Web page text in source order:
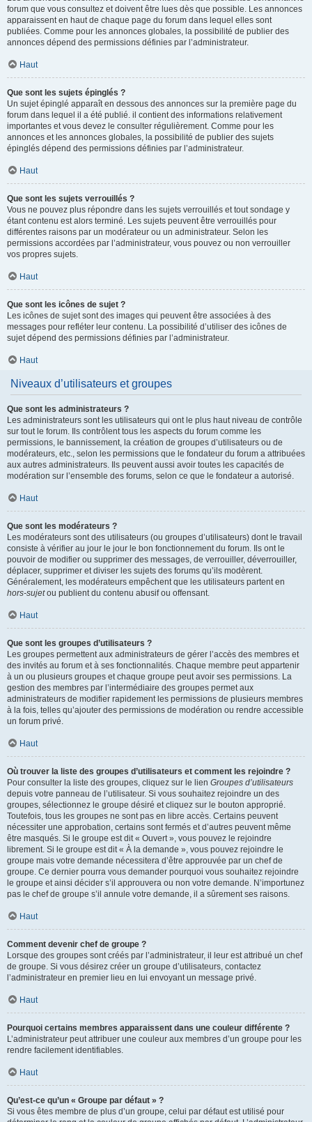
forum que vous consultez et doivent être lues dès que possible. Les annonces
apparaissent en haut de chaque page du forum dans lequel elles sont
publiées. Comme pour les annonces globales, la possibilité de publier des
annonces dépend des permissions définies par l’administrateur.
Haut
Que sont les sujets épinglés ?
Un sujet épinglé apparaît en dessous des annonces sur la première page du
forum dans lequel il a été publié. il contient des informations relativement
importantes et vous devez le consulter régulièrement. Comme pour les
annonces et les annonces globales, la possibilité de publier des sujets
épinglés dépend des permissions définies par l’administrateur.
Haut
Que sont les sujets verrouillés ?
Vous ne pouvez plus répondre dans les sujets verrouillés et tout sondage y
étant contenu est alors terminé. Les sujets peuvent être verrouillés pour
différentes raisons par un modérateur ou un administrateur. Selon les
permissions accordées par l’administrateur, vous pouvez ou non verrouiller
vos propres sujets.
Haut
Que sont les icônes de sujet ?
Les icônes de sujet sont des images qui peuvent être associées à des
messages pour refléter leur contenu. La possibilité d’utiliser des icônes de
sujet dépend des permissions définies par l’administrateur.
Haut
Niveaux d’utilisateurs et groupes
Que sont les administrateurs ?
Les administrateurs sont les utilisateurs qui ont le plus haut niveau de contrôle
sur tout le forum. Ils contrôlent tous les aspects du forum comme les
permissions, le bannissement, la création de groupes d’utilisateurs ou de
modérateurs, etc., selon les permissions que le fondateur du forum a attribuées
aux autres administrateurs. Ils peuvent aussi avoir toutes les capacités de
modération sur l’ensemble des forums, selon ce que le fondateur a autorisé.
Haut
Que sont les modérateurs ?
Les modérateurs sont des utilisateurs (ou groupes d’utilisateurs) dont le travail
consiste à vérifier au jour le jour le bon fonctionnement du forum. Ils ont le
pouvoir de modifier ou supprimer des messages, de verrouiller, déverrouiller,
déplacer, supprimer et diviser les sujets des forums qu’ils modèrent.
Généralement, les modérateurs empêchent que les utilisateurs partent en
hors-sujetou publient du contenu abusif ou offensant.
Haut
Que sont les groupes d’utilisateurs ?
Les groupes permettent aux administrateurs de gérer l’accès des membres et
des invités au forum et à ses fonctionnalités. Chaque membre peut appartenir
à un ou plusieurs groupes et chaque groupe peut avoir ses permissions. La
gestion des membres par l’intermédiaire des groupes permet aux
administrateurs de modifier rapidement les permissions de plusieurs membres
à la fois, telles qu’ajouter des permissions de modération ou rendre accessible
un forum privé.
Haut
Où trouver la liste des groupes d’utilisateurs et comment les rejoindre ?
Pour consulter la liste des groupes, cliquez sur le lien Groupes d’utilisateurs
depuis votre panneau de l’utilisateur. Si vous souhaitez rejoindre un des
groupes, sélectionnez le groupe désiré et cliquez sur le bouton approprié.
Toutefois, tous les groupes ne sont pas en libre accès. Certains peuvent
nécessiter une approbation, certains sont fermés et d’autres peuvent même
être masqués. Si le groupe est dit « Ouvert », vous pouvez le rejoindre
librement. Si le groupe est dit « À la demande », vous pouvez rejoindre le
groupe mais votre demande nécessitera d’être approuvée par un chef de
groupe. Ce dernier pourra vous demander pourquoi vous souhaitez rejoindre
le groupe et ainsi décider s’il approuvera ou non votre demande. N’importunez
pas le chef de groupe s’il annule votre demande, il a sûrement ses raisons.
Haut
Comment devenir chef de groupe ?
Lorsque des groupes sont créés par l’administrateur, il leur est attribué un chef
de groupe. Si vous désirez créer un groupe d’utilisateurs, contactez
l’administrateur en premier lieu en lui envoyant un message privé.
Haut
Pourquoi certains membres apparaissent dans une couleur différente ?
L’administrateur peut attribuer une couleur aux membres d’un groupe pour les
rendre facilement identifiables.
Haut
Qu’est-ce qu’un « Groupe par défaut » ?
Si vous êtes membre de plus d’un groupe, celui par défaut est utilisé pour